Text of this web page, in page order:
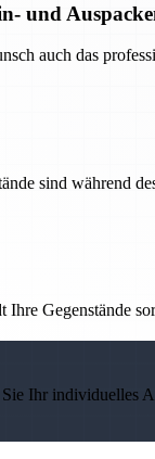
und
auch das
sind während
Gegenstände
Ihr individuelles